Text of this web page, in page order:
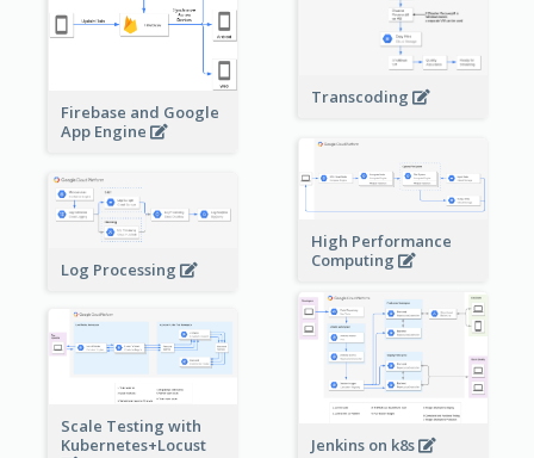
Firebase and Google
App Engine
Transcoding
High Performance
Computing
Log Processing
Jenkins on k8s
Scale Testing with
Kubernetes+Locust